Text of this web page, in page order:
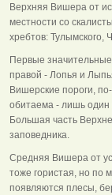
Верхняя Вишера от
местности со
хребтов: Тулымского,
Первые
правой - Лопья и
Вишерские пороги,
обитаема - лишь один
Большая часть
заповедника.
Средняя Вишера от
тоже гористая, но по
появляются плесы,